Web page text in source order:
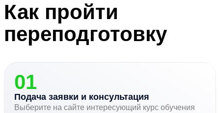
Как пройти
переподготовку
01
Подача заявки и консультация
Выберите на сайте интересующий курс обучения